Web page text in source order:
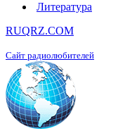
Литература
RUQRZ.COM
Сайт радиолюбителей